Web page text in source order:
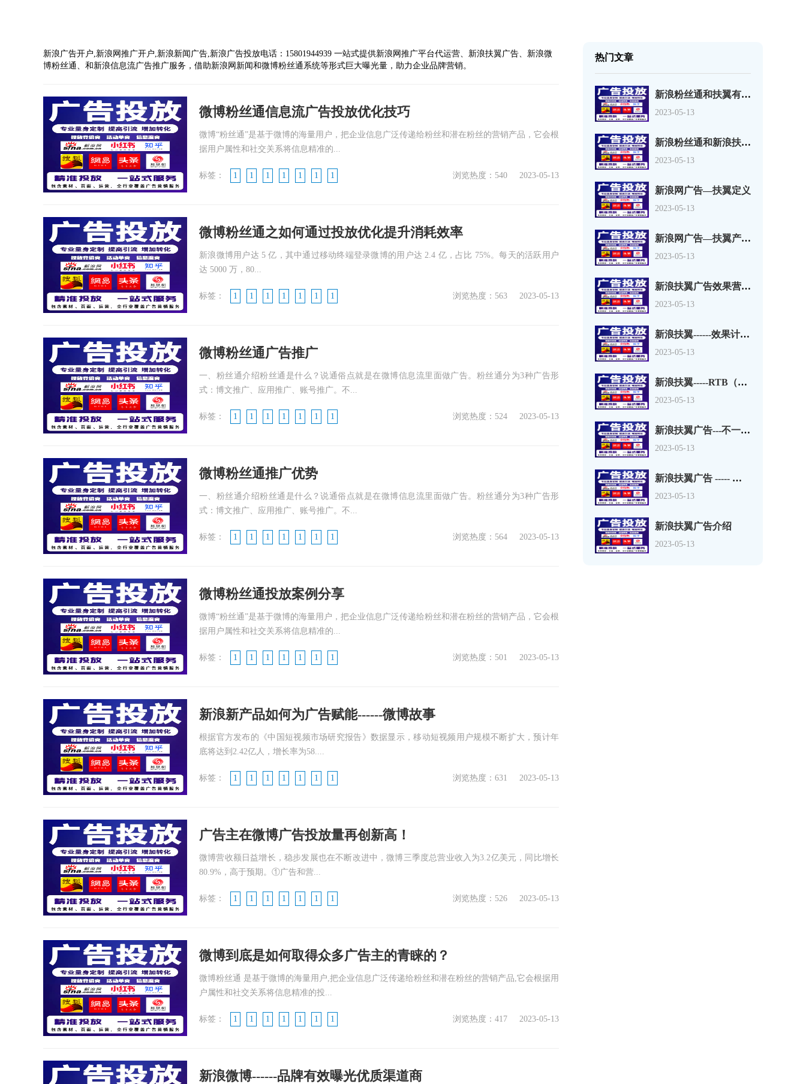
新浪广告开户,新浪网推广开户,新浪新闻广告,新浪广告投放电话：15801944939 一站式提供新浪网推广平台代运营、新浪扶翼广告、新浪微
博粉丝通、和新浪信息流广告推广服务，借助新浪网新闻和微博粉丝通系统等形式巨大曝光量，助力企业品牌营销。
微博粉丝通信息流广告投放优化技巧
微博“粉丝通”是基于微博的海量用户，把企业信息广泛传递给粉丝和潜在粉丝的营销产品，它会根
据用户属性和社交关系将信息精准的...
2023-05-13
浏览热度：540
标签： 1 1 1 1 1 1 1
微博粉丝通之如何通过投放优化提升消耗效率
新浪微博用户达 5 亿，其中通过移动终端登录微博的用户达 2.4 亿，占比 75%。每天的活跃用户
达 5000 万，80...
2023-05-13
浏览热度：563
标签： 1 1 1 1 1 1 1
微博粉丝通广告推广
一、粉丝通介绍粉丝通是什么？说通俗点就是在微博信息流里面做广告。粉丝通分为3种广告形
式：博文推广、应用推广、账号推广。不...
2023-05-13
浏览热度：524
标签： 1 1 1 1 1 1 1
微博粉丝通推广优势
一、粉丝通介绍粉丝通是什么？说通俗点就是在微博信息流里面做广告。粉丝通分为3种广告形
式：博文推广、应用推广、账号推广。不...
2023-05-13
浏览热度：564
标签： 1 1 1 1 1 1 1
微博粉丝通投放案例分享
微博“粉丝通”是基于微博的海量用户，把企业信息广泛传递给粉丝和潜在粉丝的营销产品，它会根
据用户属性和社交关系将信息精准的...
2023-05-13
浏览热度：501
标签： 1 1 1 1 1 1 1
新浪新产品如何为广告赋能------微博故事
根据官方发布的《中国短视频市场研究报告》数据显示，移动短视频用户规模不断扩大，预计年
底将达到2.42亿人，增长率为58....
2023-05-13
浏览热度：631
标签： 1 1 1 1 1 1 1
广告主在微博广告投放量再创新高！
微博营收额日益增长，稳步发展也在不断改进中，微博三季度总营业收入为3.2亿美元，同比增长
80.9%，高于预期。①广告和营...
2023-05-13
浏览热度：526
标签： 1 1 1 1 1 1 1
微博到底是如何取得众多广告主的青睐的？
微博粉丝通 是基于微博的海量用户,把企业信息广泛传递给粉丝和潜在粉丝的营销产品,它会根据用
户属性和社交关系将信息精准的投...
2023-05-13
浏览热度：417
标签： 1 1 1 1 1 1 1
新浪微博------品牌有效曝光优质渠道商
热门文章
新浪粉丝通和扶翼有哪些区别？
2023-05-13
新浪粉丝通和新浪扶翼的优点
2023-05-13
新浪网广告—扶翼定义
2023-05-13
新浪网广告—扶翼产品优势
2023-05-13
新浪扶翼广告效果营销介绍
2023-05-13
新浪扶翼------效果计费！
2023-05-13
新浪扶翼-----RTB（RealTim
2023-05-13
新浪扶翼广告---不一样的非凡体验
2023-05-13
新浪扶翼广告 ----- 网络营销新体验
2023-05-13
新浪扶翼广告介绍
2023-05-13